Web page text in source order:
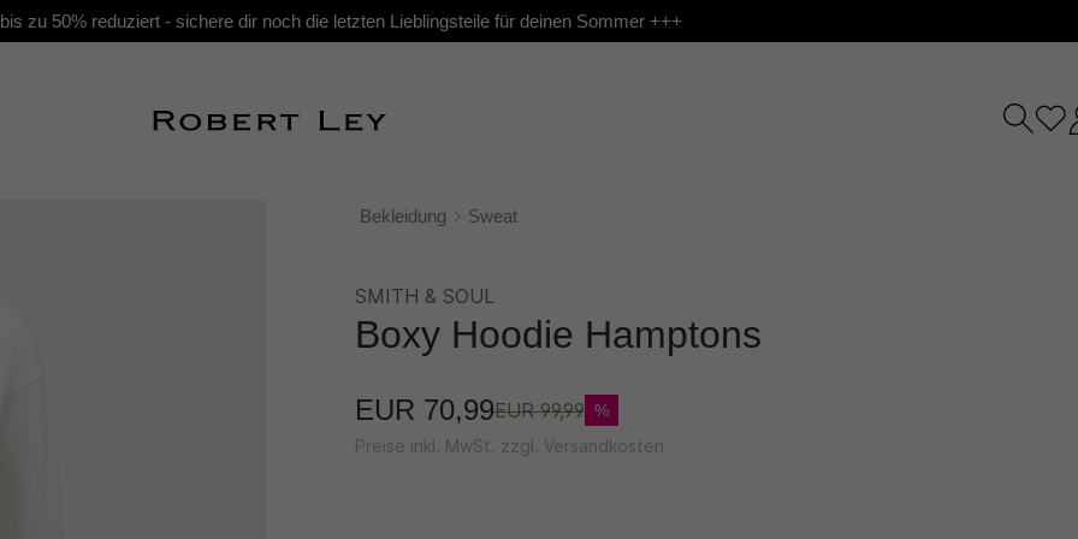
zu 50% reduziert - sichere dir noch die letzten Lieblingsteile für deinen Sommer +++
Bekleidung Sweat
SMITH & SOUL
Boxy Hoodie Hamptons
EUR 70,99EUR 99,99 %
Preise inkl. MwSt. zzgl. Versandkosten